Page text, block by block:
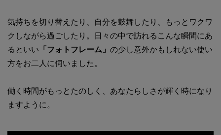
気持ちを切り替えたり、自分を鼓舞したり、もっとワクワ
クしながら過ごしたり。日々の中で訪れるこんな瞬間にあ
るといい 「フォトフレーム」 の少し意外かもしれない使い
方をお二人に伺いました。
働く時間がもっとたのしく、あなたらしさが輝く時になり
ますように。